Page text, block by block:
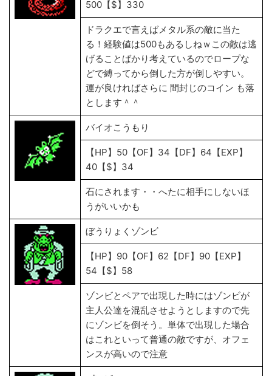
500【$】330
ドラクエで言えばメタル系の敵に当た
る！経験値は500もあるしねｗこの敵は逃
げることばかり考えているのでロープな
どで縛ってから倒した方が倒しやすい。
運が良ければさらに 間封じのコイン も落
とします＾＾
バイオこうもり
【HP】50【OF】34【DF】64【EXP】
40【$】34
石にされます・・へたに相手にしないほ
うがいいかも
ぼうりょくゾンビ
【HP】90【OF】62【DF】90【EXP】
54【$】58
ゾンビとペアで出現した時にはゾンビが
主人公達を混乱させようとしますので先
にゾンビを倒そう。単体で出現した場合
はこれといって普通の敵ですが、オフェ
ンスが高いので注意